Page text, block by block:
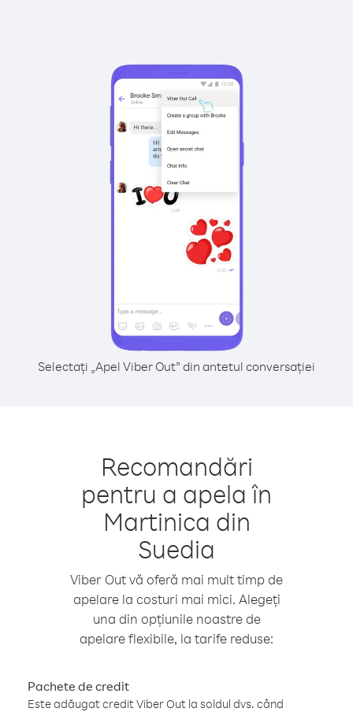
Selectați „Apel Viber Out” din antetul conversației
Recomandări
pentru a apela în
Martinica din
Suedia
Viber Out vă oferă mai mult timp de
apelare la costuri mai mici. Alegeți
una din opțiunile noastre de
apelare flexibile, la tarife reduse:
Pachete de credit
Este adăugat credit Viber Out la soldul dvs. când